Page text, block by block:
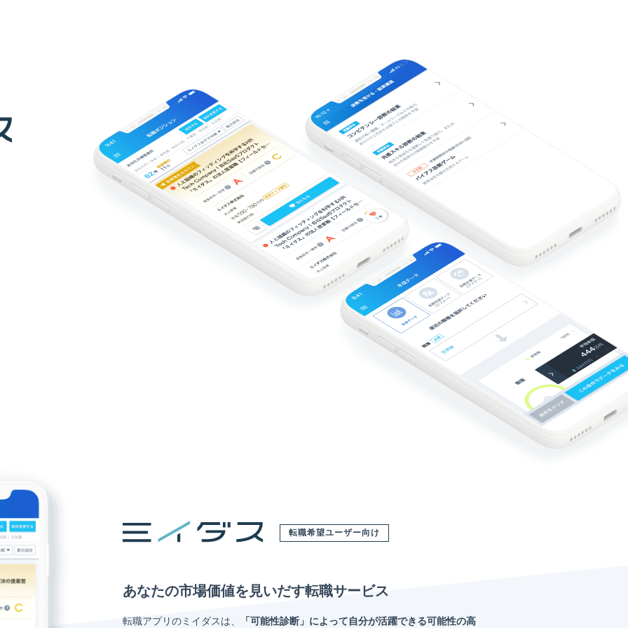
転職希望ユーザー向け
あなたの市場価値を見いだす転職サービス
転職アプリのミイダスは、 「可能性診断」によって自分が活躍できる可能性の高